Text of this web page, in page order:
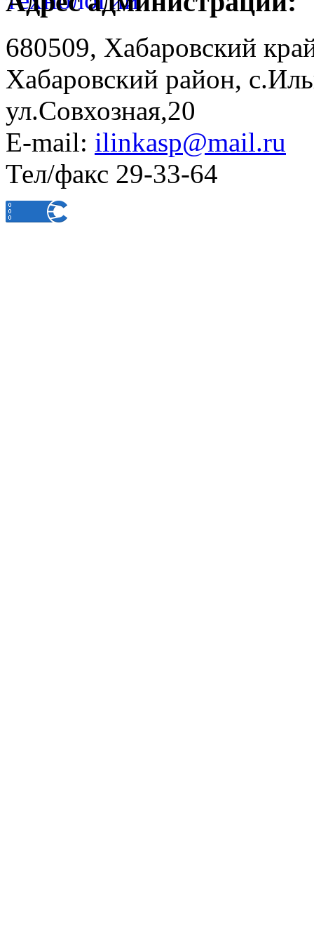
680509, Хабаровский
Хабаровский район,
ул.Совхозная,20
E-mail: ilinkasp@mail.ru
Тел/факс 29-33-64